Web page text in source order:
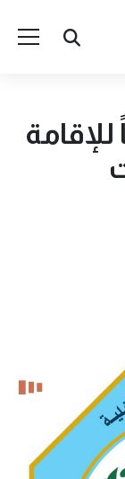
مخالفاً للإقامة